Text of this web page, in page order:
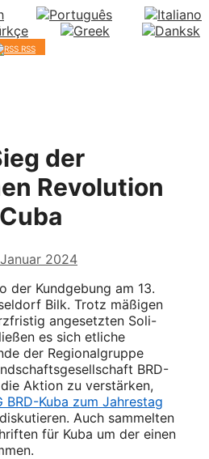
RSS
der
Revolution
2024
der Kundgebung am 13.
Bilk. Trotz mäßigen
angesetzten Soli-
es sich etliche
der Regionalgruppe
BRD-
Aktion zu verstärken,
BRD-Kuba zum Jahrestag
Auch sammelten
für Kuba um der einen